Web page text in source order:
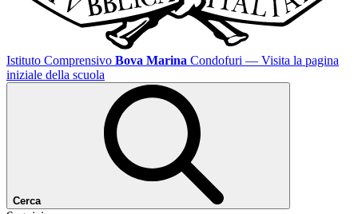
Istituto Comprensivo Bova Marina Condofuri — Visita la pagina
iniziale della scuola
Cerca